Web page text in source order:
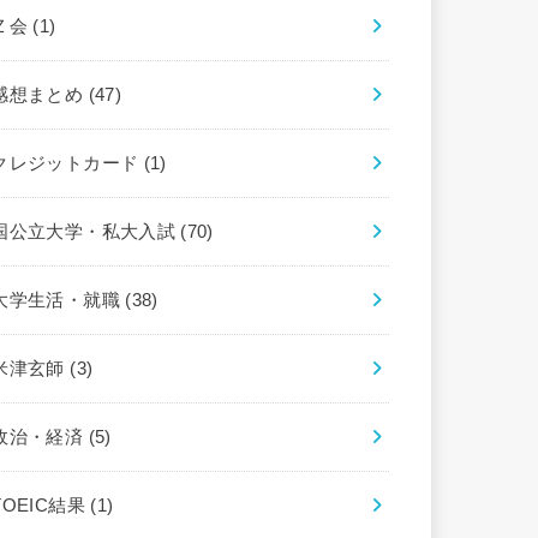
会 (1)
想まとめ (47)
レジットカード (1)
公立大学・私大入試 (70)
学生活・就職 (38)
津玄師 (3)
治・経済 (5)
結果 (1)